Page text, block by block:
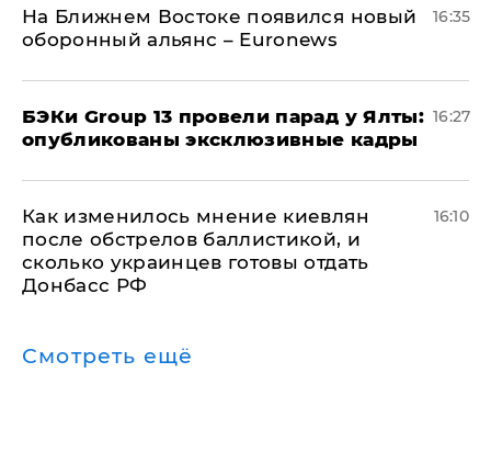
На Ближнем Востоке появился новый
оборонный альянс – Euronews
16:35
​БЭКи Group 13 провели парад у Ялты:
опубликованы эксклюзивные кадры
16:27
Как изменилось мнение киевлян
после обстрелов баллистикой, и
сколько украинцев готовы отдать
Донбасс РФ
16:10
Смотреть ещё